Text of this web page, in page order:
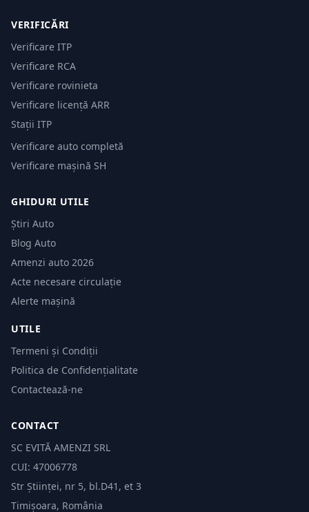
VERIFICĂRI
Verificare ITP
Verificare RCA
Verificare rovinieta
Verificare licență ARR
Stații ITP
Verificare auto completă
Verificare mașină SH
GHIDURI UTILE
Știri Auto
Blog Auto
Amenzi auto 2026
Acte necesare circulație
Alerte mașină
UTILE
Termeni și Condiții
Politica de Confidențialitate
Contactează-ne
CONTACT
SC EVITĂ AMENZI SRL
CUI: 47006778
Str Științei, nr 5, bl.D41, et 3
Timișoara, România